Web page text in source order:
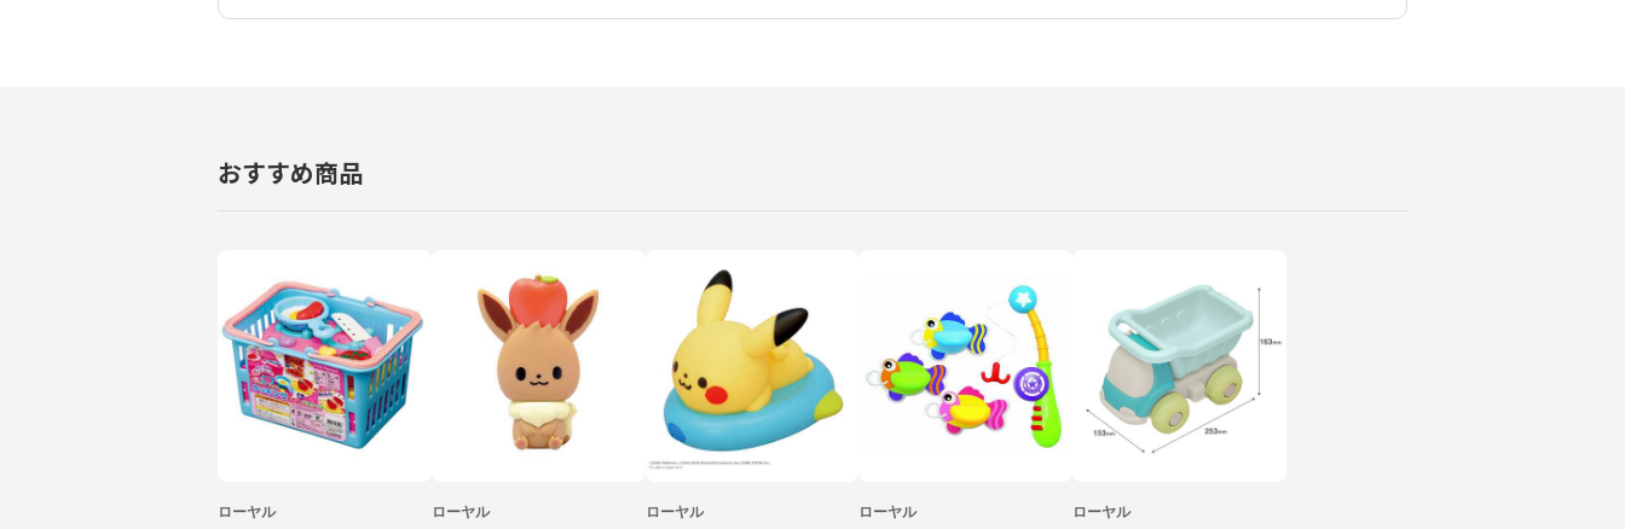
おすすめ商品
ローヤル ローヤル ローヤル ローヤル ローヤル